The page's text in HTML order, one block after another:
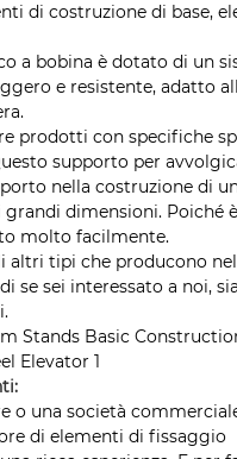
di costruzione di base,
a bobina è dotato di un
e resistente, adatto
prodotti con specifiche
supporto per
nella costruzione di
dimensioni. Poiché
molto facilmente.
altri tipi che producono
se sei interessato a noi,
o una società
di elementi di fissaggio